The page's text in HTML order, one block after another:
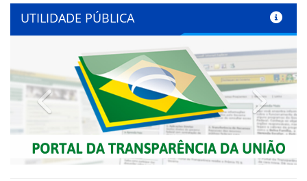
UTILIDADE PÚBLICA
Previous Next